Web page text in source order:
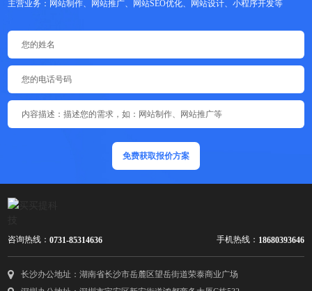
主营业务：网站制作、网站推广、网站SEO优化、网站设计、小程序开发等
免费获取报价方案
咨询热线：0731-85314636 手机热线： 18680393646
长沙办公地址：湖南省长沙市岳麓区望岳街道荣泰商业广场